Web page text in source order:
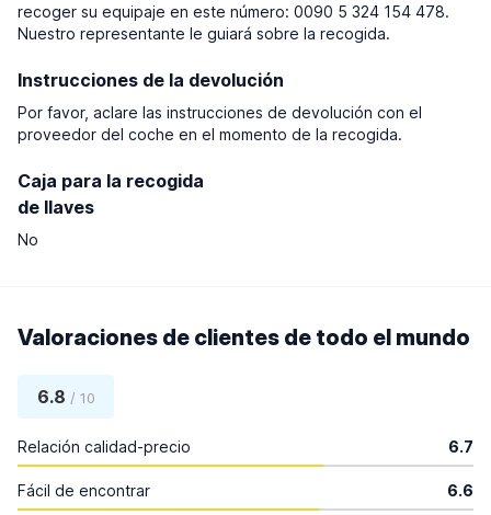
recoger su equipaje en este número: 0090 5 324 154 478.
Nuestro representante le guiará sobre la recogida.
Instrucciones de la devolución
Por favor, aclare las instrucciones de devolución con el
proveedor del coche en el momento de la recogida.
Caja para la recogida
de llaves
No
Valoraciones de clientes de todo el mundo
6.8 / 10
Relación calidad-precio 6.7
Fácil de encontrar 6.6